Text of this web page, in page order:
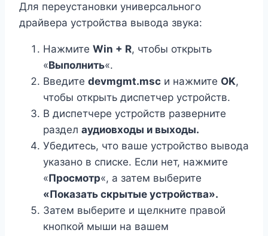
Для переустановки универсального
драйвера устройства вывода звука:
Нажмите Win + R, чтобы открыть
«Выполнить«.
Введите devmgmt.msc и нажмите OK,
чтобы открыть диспетчер устройств.
В диспетчере устройств разверните
раздел аудиовходы и выходы.
Убедитесь, что ваше устройство вывода
указано в списке. Если нет, нажмите
«Просмотр«, а затем выберите
«Показать скрытые устройства».
Затем выберите и щелкните правой
кнопкой мыши на вашем